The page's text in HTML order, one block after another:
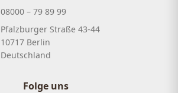
08000 – 79 89 99
Pfalzburger Straße 43-44
10717 Berlin
Deutschland
Folge uns